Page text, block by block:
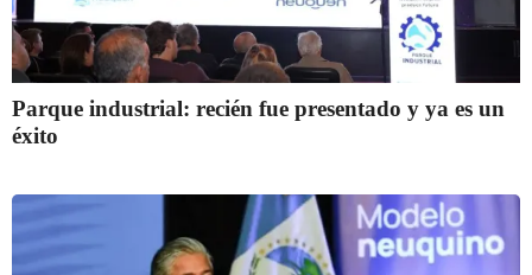
Parque industrial: recién fue presentado y ya es un
éxito